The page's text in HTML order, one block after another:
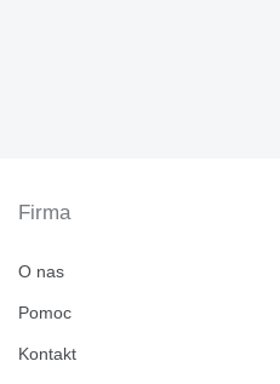
Firma
O nas
Pomoc
Kontakt